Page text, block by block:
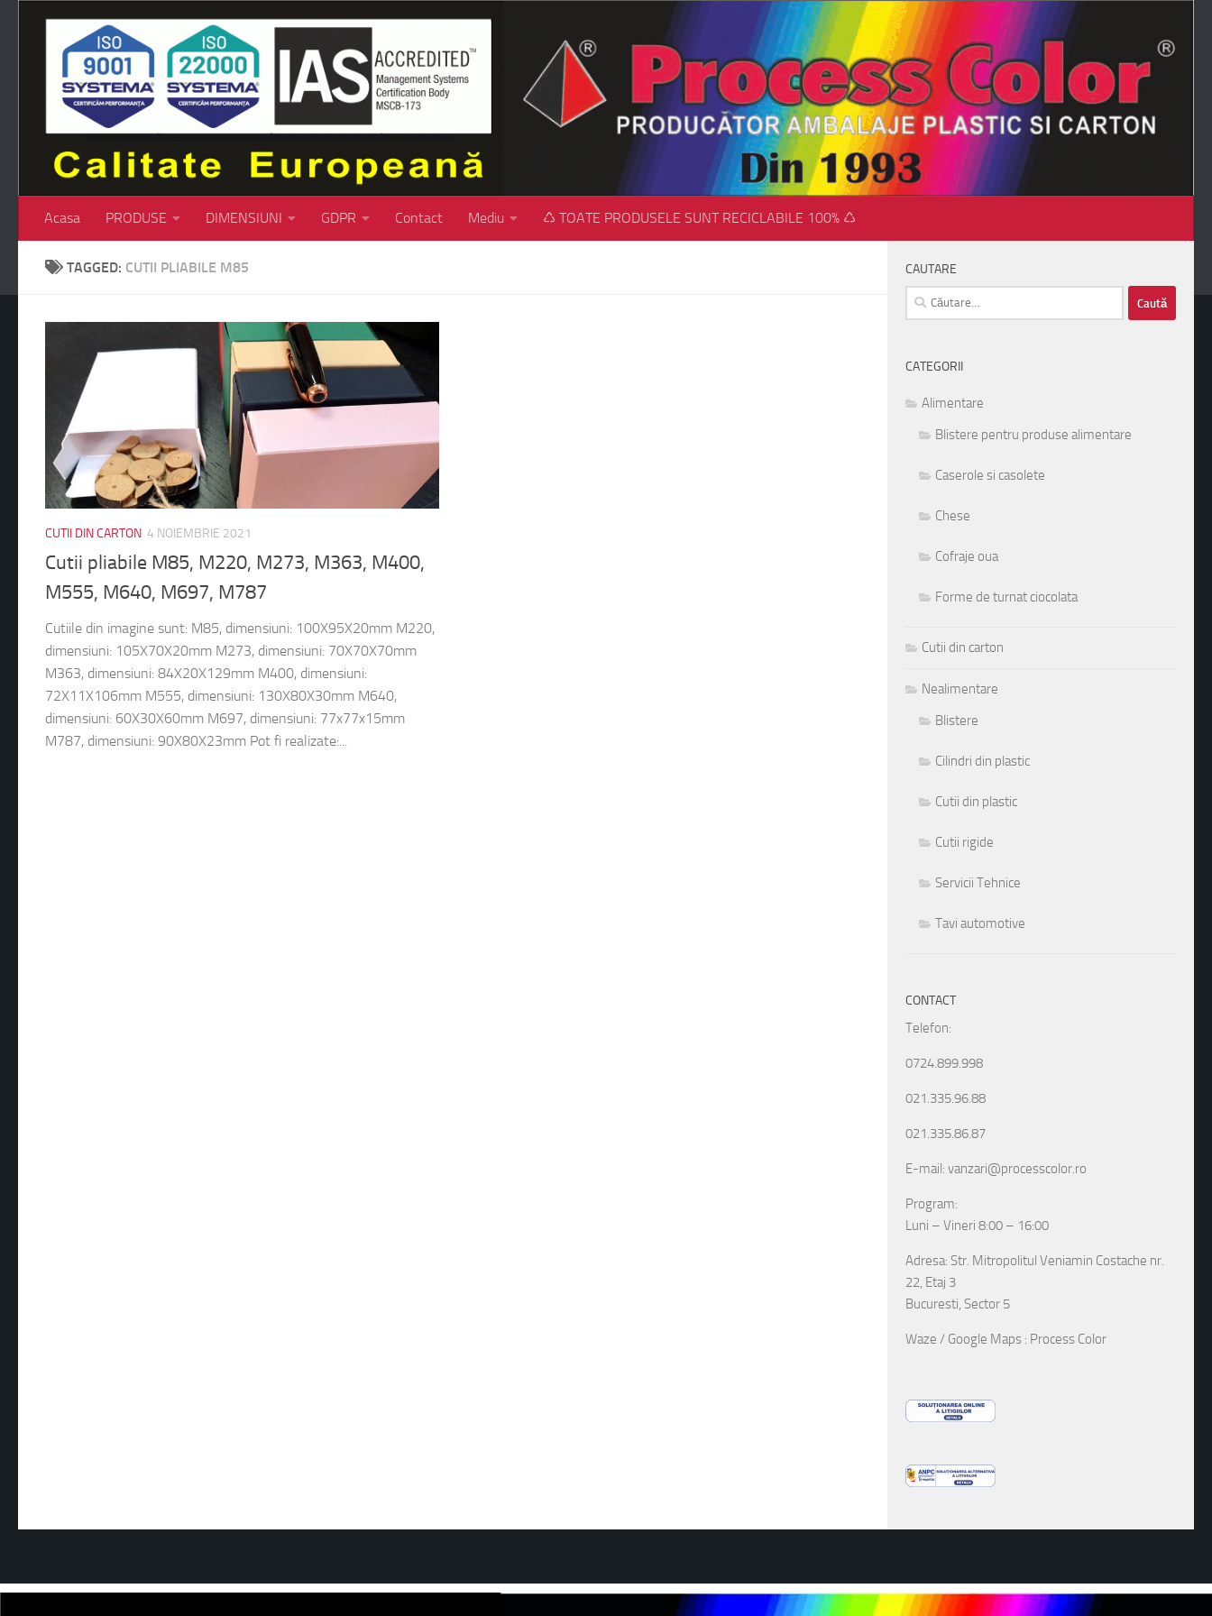
Skip to content
Acasa PRODUSE DIMENSIUNI GDPR Contact Mediu ♺ TOATE PRODUSELE SUNT RECICLABILE 100% ♺
TAGGED: CUTII PLIABILE M85
CUTII DIN CARTON 4 NOIEMBRIE 2021
Cutii pliabile M85, M220, M273, M363, M400,
M555, M640, M697, M787
Cutiile din imagine sunt: M85, dimensiuni: 100X95X20mm M220,
dimensiuni: 105X70X20mm M273, dimensiuni: 70X70X70mm
M363, dimensiuni: 84X20X129mm M400, dimensiuni:
72X11X106mm M555, dimensiuni: 130X80X30mm M640,
dimensiuni: 60X30X60mm M697, dimensiuni: 77x77x15mm
M787, dimensiuni: 90X80X23mm Pot fi realizate:...
CAUTARE
Caută
după:
CATEGORII
Alimentare
Blistere pentru produse alimentare
Caserole si casolete
Chese
Cofraje oua
Forme de turnat ciocolata
Cutii din carton
Nealimentare
Blistere
Cilindri din plastic
Cutii din plastic
Cutii rigide
Servicii Tehnice
Tavi automotive
CONTACT
Telefon:
0724.899.998
021.335.96.88
021.335.86.87
E-mail: vanzari@processcolor.ro
Program:
Luni – Vineri 8:00 – 16:00
Adresa: Str. Mitropolitul Veniamin Costache nr.
22, Etaj 3
Bucuresti, Sector 5
Waze / Google Maps : Process Color